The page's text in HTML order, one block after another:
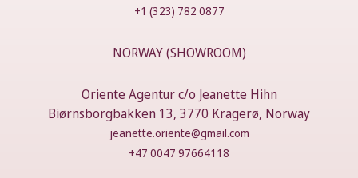
+1 (323) 782 0877
NORWAY (SHOWROOM)
Oriente Agentur c/o Jeanette Hihn
Biørnsborgbakken 13, 3770 Kragerø, Norway
jeanette.oriente@gmail.com
+47 0047 97664118